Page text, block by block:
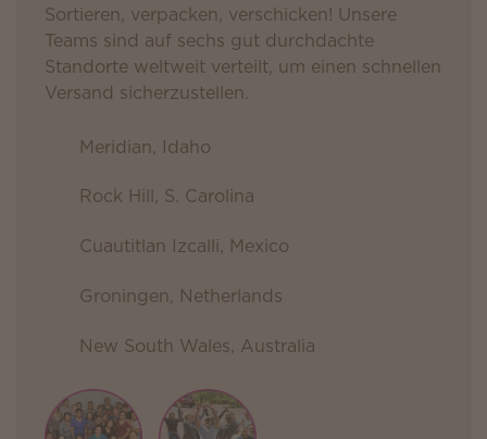
Sortieren, verpacken, verschicken! Unsere
Teams sind auf sechs gut durchdachte
Standorte weltweit verteilt, um einen schnellen
Versand sicherzustellen.
Meridian, Idaho
Rock Hill, S. Carolina
Cuautitlan Izcalli, Mexico
Groningen, Netherlands
New South Wales, Australia